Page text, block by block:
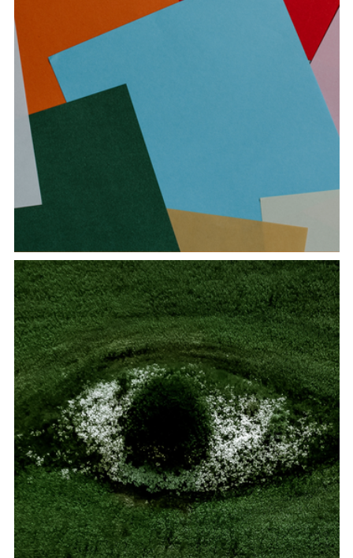
PaDISC – Patrimonio immateriale, diversità e
sostenibilità culturale